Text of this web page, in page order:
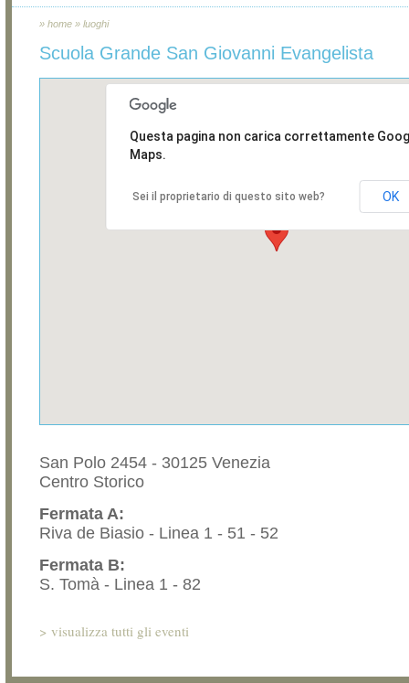
» home » luoghi
Scuola Grande San Giovanni Evangelista
Questa pagina non carica correttamente
Maps.
Sei il proprietario di questo sito web? OK
San Polo 2454 - 30125 Venezia
Centro Storico
Fermata A:
Riva de Biasio - Linea 1 - 51 - 52
Fermata B:
S. Tomà - Linea 1 - 82
> visualizza tutti gli eventi